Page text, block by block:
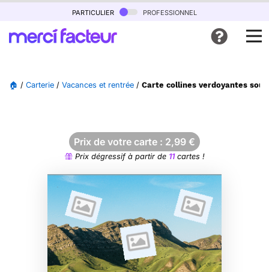
particulier professionnel
🏠 / Carterie / Vacances et rentrée / Carte collines verdoyantes
Prix de votre carte : 2,99 €
Prix dégressif à partir de 11cartes !